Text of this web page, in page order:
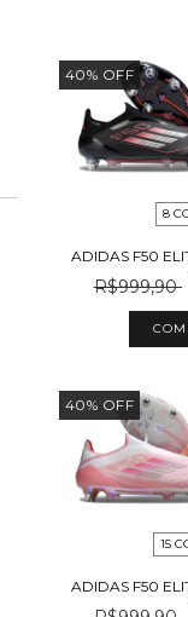
40% OFF
8
ADIDAS F50
R$999,90
40% OFF
15
ADIDAS F50